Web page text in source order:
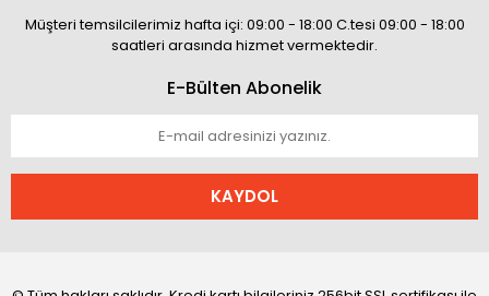
Müşteri temsilcilerimiz hafta içi: 09:00 - 18:00 C.tesi 09:00 - 18:00
saatleri arasında hizmet vermektedir.
E-Bülten Abonelik
KAYDOL